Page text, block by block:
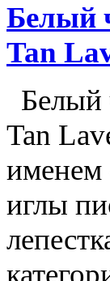
Белый
Tan
Белый
Tan
именем
иглы